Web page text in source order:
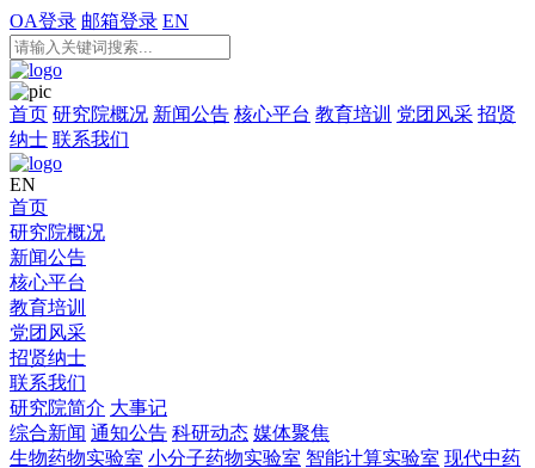
OA登录 邮箱登录 EN
首页 研究院概况 新闻公告 核心平台 教育培训 党团风采 招贤
纳士 联系我们
EN
首页
研究院概况
新闻公告
核心平台
教育培训
党团风采
招贤纳士
联系我们
研究院简介 大事记
综合新闻 通知公告 科研动态 媒体聚焦
生物药物实验室 小分子药物实验室 智能计算实验室 现代中药